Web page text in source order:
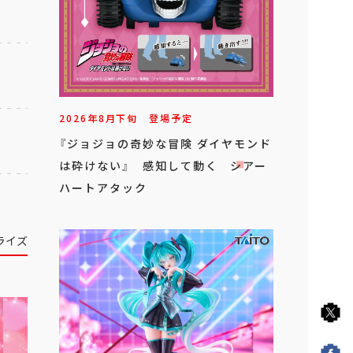
イズ
2026年8月下旬 登場予定
『ジョジョの奇妙な冒険 ダイヤモンド
は砕けない』 感知して動く シアー
ハートアタック